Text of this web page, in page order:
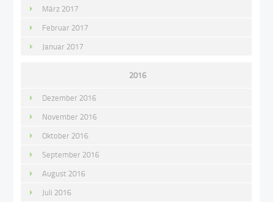
März 2017
Februar 2017
Januar 2017
2016
Dezember 2016
November 2016
Oktober 2016
September 2016
August 2016
Juli 2016